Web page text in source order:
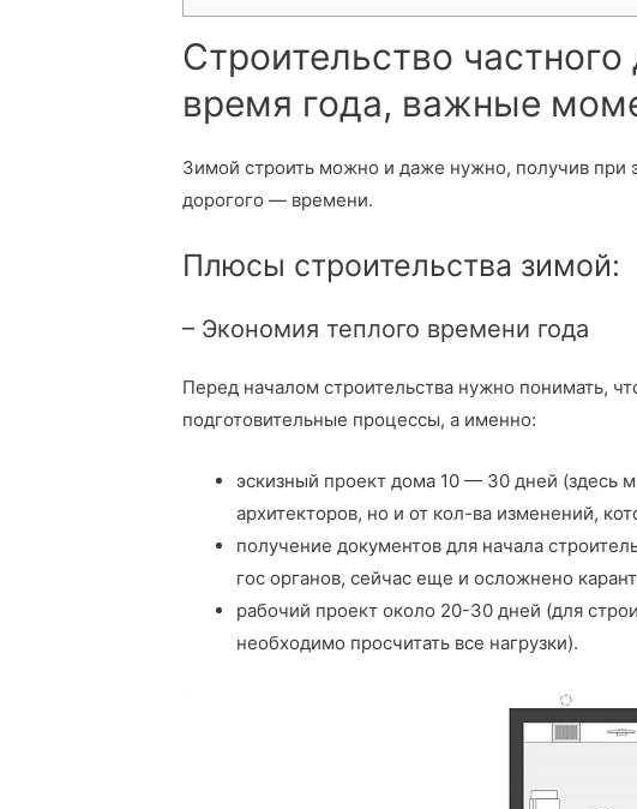
Строительство
время года, важные
Зимой строить можно и даже нужно, получив при
дорогого — времени.
Плюсы строительства зимой:
– Экономия теплого времени года
Перед началом строительства нужно понимать,
подготовительные процессы, а именно:
эскизный проект дома 10 — 30 дней (здесь
архитекторов, но и от кол-ва изменений,
получение документов для начала
гос органов, сейчас еще и осложнено
рабочий проект около 20-30 дней (для
необходимо просчитать все нагрузки).